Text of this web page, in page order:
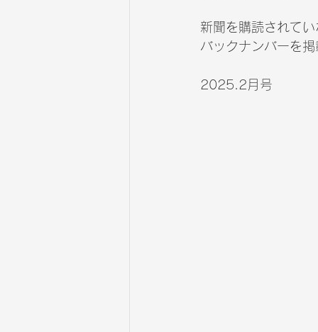
新聞を購読されて
バックナンバーを
2025.2月号